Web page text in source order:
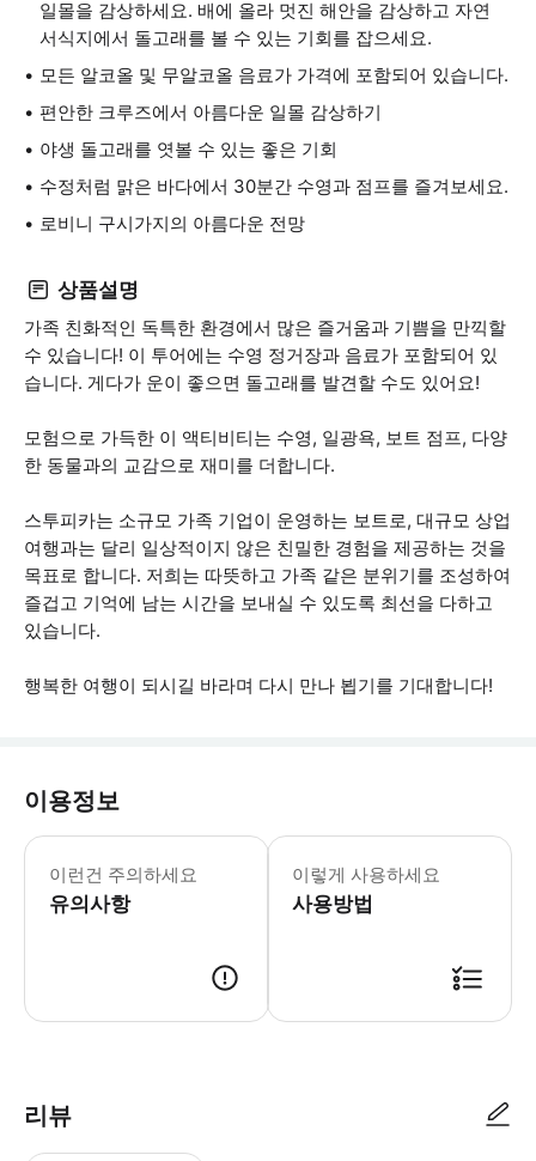
일몰을 감상하세요. 배에 올라 멋진 해안을 감상하고 자연
서식지에서 돌고래를 볼 수 있는 기회를 잡으세요.
모든 알코올 및 무알코올 음료가 가격에 포함되어 있습니다.
편안한 크루즈에서 아름다운 일몰 감상하기
야생 돌고래를 엿볼 수 있는 좋은 기회
수정처럼 맑은 바다에서 30분간 수영과 점프를 즐겨보세요.
로비니 구시가지의 아름다운 전망
상품설명
가족 친화적인 독특한 환경에서 많은 즐거움과 기쁨을 만끽할
수 있습니다! 이 투어에는 수영 정거장과 음료가 포함되어 있
습니다. 게다가 운이 좋으면 돌고래를 발견할 수도 있어요!
모험으로 가득한 이 액티비티는 수영, 일광욕, 보트 점프, 다양
한 동물과의 교감으로 재미를 더합니다.
스투피카는 소규모 가족 기업이 운영하는 보트로, 대규모 상업
여행과는 달리 일상적이지 않은 친밀한 경험을 제공하는 것을
목표로 합니다. 저희는 따뜻하고 가족 같은 분위기를 조성하여
즐겁고 기억에 남는 시간을 보내실 수 있도록 최선을 다하고
있습니다.
행복한 여행이 되시길 바라며 다시 만나 뵙기를 기대합니다!
이용정보
이런건 주의하세요
유의사항
크루즈에서 돌고래를 볼 가능성은 매
이렇게 사용하세요
사용방법
리뷰